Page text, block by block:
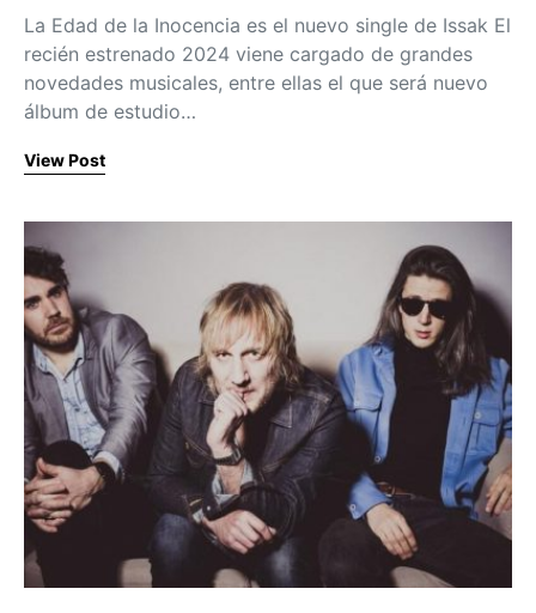
La Edad de la Inocencia es el nuevo single de Issak El
recién estrenado 2024 viene cargado de grandes
novedades musicales, entre ellas el que será nuevo
álbum de estudio…
View Post